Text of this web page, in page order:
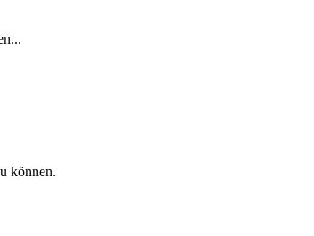
können.